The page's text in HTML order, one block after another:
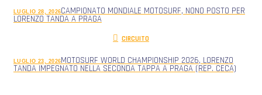
LUGLIO 28, 2026CAMPIONATO MONDIALE MOTOSURF, NONO POSTO PER
LORENZO TANDA A PRAGA
CIRCUITO
LUGLIO 23, 2026MOTOSURF WORLD CHAMPIONSHIP 2026, LORENZO
TANDA IMPEGNATO NELLA SECONDA TAPPA A PRAGA (REP. CECA)